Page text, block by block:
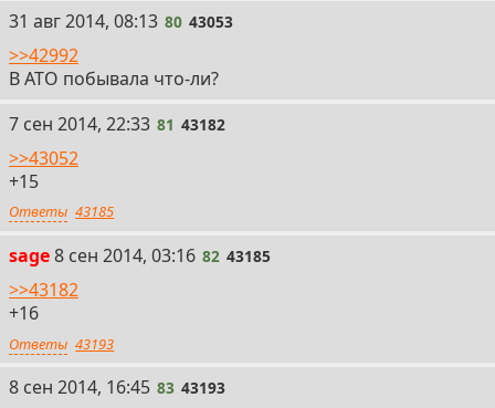
80
31 авг 2014, 08:13 80 43053
>>42992
В АТО побывала что-ли?
81
7 сен 2014, 22:33 81 43182
>>43052
+15
Ответы 43185
sage82
8 сен 2014, 03:16 82 43185
>>43182
+16
Ответы 43193
83
8 сен 2014, 16:45 83 43193